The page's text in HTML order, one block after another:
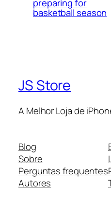
preparing for
basketball season
JS Store
A Melhor Loja de
Blog
Sobre
Perguntas frequentes
Autores